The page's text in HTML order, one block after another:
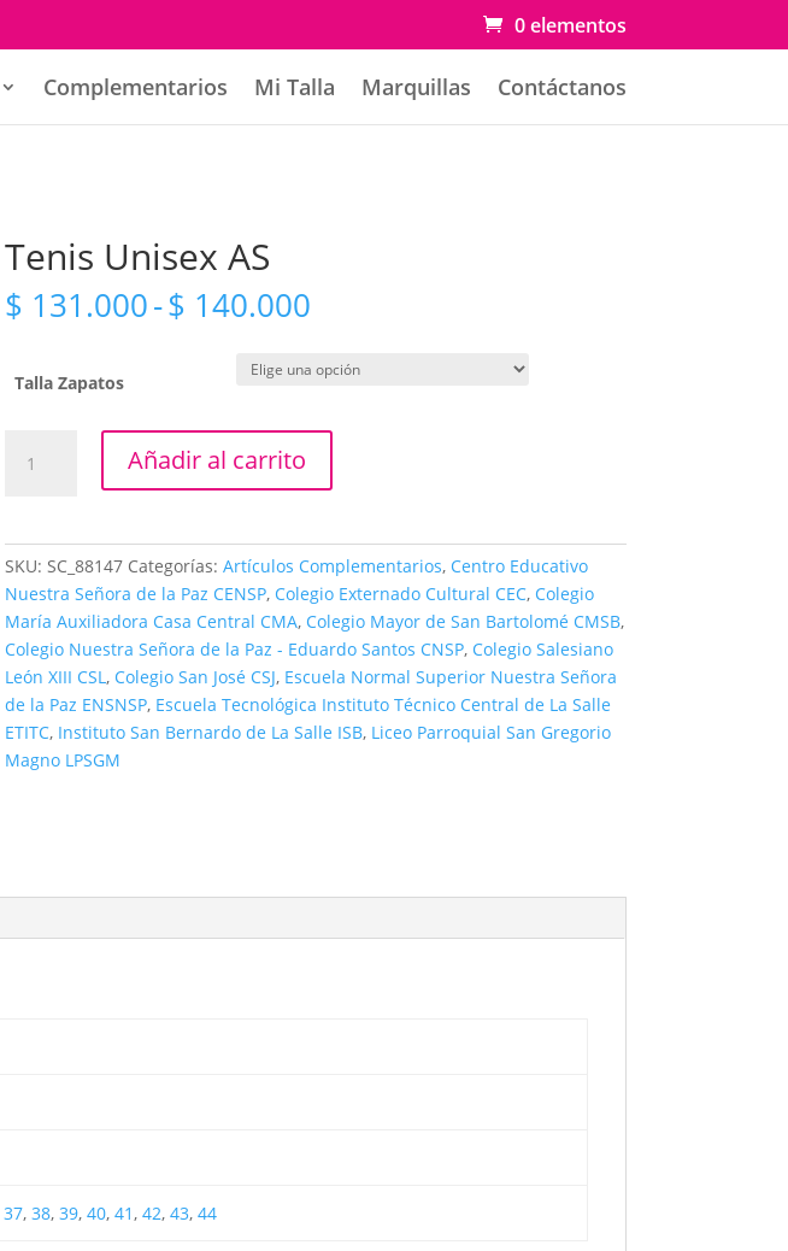
0 elementos
Complementarios Mi Talla Marquillas Contáctanos
Tenis Unisex AS
$ 131.000-$ 140.000Rango
precios:
desde
hasta
Talla Zapatos
Unisex
Añadir al carrito
SKU: SC_88147 Categorías: Artículos Complementarios, Centro Educativo
Nuestra Señora de la Paz CENSP, Colegio Externado Cultural CEC, Colegio
María Auxiliadora Casa Central CMA, Colegio Mayor de San Bartolomé CMSB,
Colegio Nuestra Señora de la Paz - Eduardo Santos CNSP, Colegio Salesiano
León XIII CSL, Colegio San José CSJ, Escuela Normal Superior Nuestra Señora
de la Paz ENSNSP, Escuela Tecnológica Instituto Técnico Central de La Salle
ETITC, Instituto San Bernardo de La Salle ISB, Liceo Parroquial San Gregorio
Magno LPSGM
37, 38, 39, 40, 41, 42, 43, 44